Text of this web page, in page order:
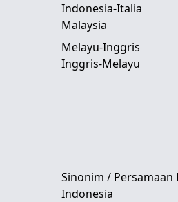
Indonesia-Italia
Malaysia
Melayu-Inggris
Inggris-Melayu
Sinonim / Persamaan
Indonesia